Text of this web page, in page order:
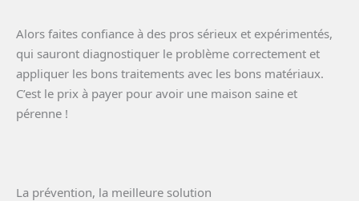
Alors faites confiance à des pros sérieux et expérimentés,
qui sauront diagnostiquer le problème correctement et
appliquer les bons traitements avec les bons matériaux.
C’est le prix à payer pour avoir une maison saine et
pérenne !
La prévention, la meilleure solution